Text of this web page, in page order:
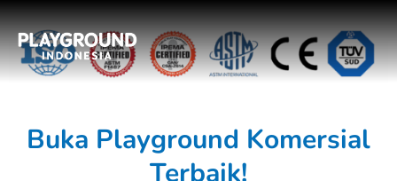
Buka Playground Komersial
Terbaik!